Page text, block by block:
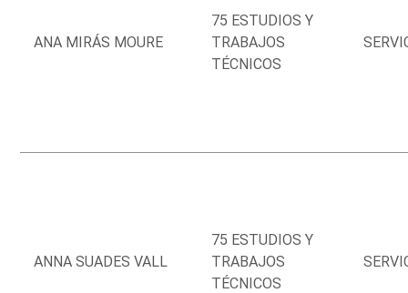
ANA MIRÁS MOURE
75 ESTUDIOS Y
TRABAJOS
TÉCNICOS
ANNA SUADES VALL
75 ESTUDIOS Y
TRABAJOS
TÉCNICOS